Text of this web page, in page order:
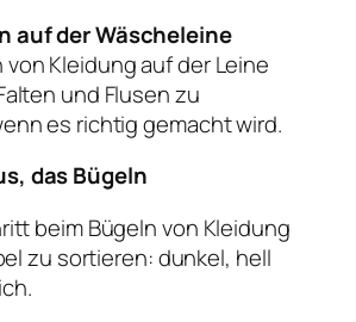
auf der Wäscheleine
von Kleidung auf der Leine
und Flusen zu
es richtig gemacht wird.
das Bügeln
beim Bügeln von Kleidung
zu sortieren: dunkel, hell